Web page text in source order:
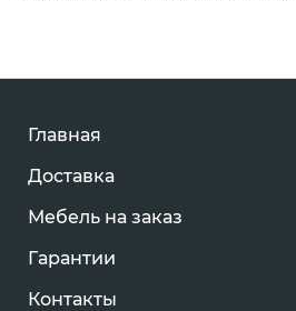
Главная
Доставка
Мебель на заказ
Гарантии
Контакты